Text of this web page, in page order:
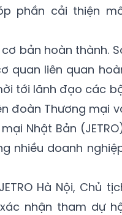
phần cải thiện
bản hoàn thành.
quan liên quan
tới lãnh đạo các
đoàn Thương mại
Nhật Bản
nhiều doanh
Hà Nội, Chủ
nhận tham dự